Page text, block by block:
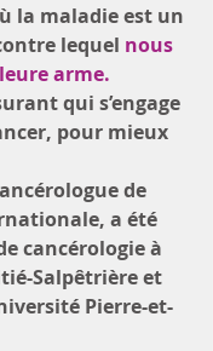
la maladie est un
lequel nous
arme.
qui s’engage
pour mieux
de
a été
cancérologie à
Salpêtrière et
Pierre-et-